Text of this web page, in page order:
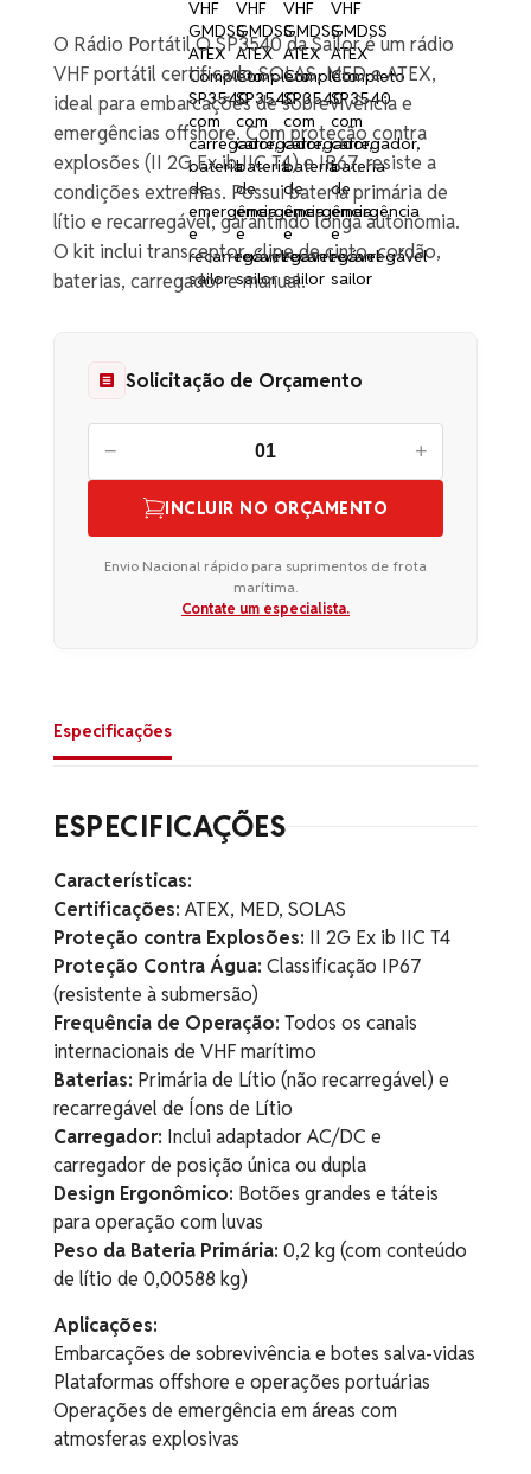
O Rádio Portátil O SP3540 da Sailor é um rádio
VHF portátil certificado SOLAS, MED e ATEX,
ideal para embarcações de sobrevivência e
emergências offshore. Com proteção contra
explosões (II 2G Ex ib IIC T4) e IP67, resiste a
condições extremas. Possui bateria primária de
lítio e recarregável, garantindo longa autonomia.
O kit inclui transceptor, clipe de cinto, cordão,
baterias, carregador e manual.
Solicitação de Orçamento
− +
INCLUIR NO ORÇAMENTO
Envio Nacional rápido para suprimentos de frota
marítima.
Contate um especialista.
Especificações
ESPECIFICAÇÕES
Características:
Certificações: ATEX, MED, SOLAS
Proteção contra Explosões: II 2G Ex ib IIC T4
Proteção Contra Água: Classificação IP67
(resistente à submersão)
Frequência de Operação: Todos os canais
internacionais de VHF marítimo
Baterias: Primária de Lítio (não recarregável) e
recarregável de Íons de Lítio
Carregador: Inclui adaptador AC/DC e
carregador de posição única ou dupla
Design Ergonômico: Botões grandes e táteis
para operação com luvas
Peso da Bateria Primária: 0,2 kg (com conteúdo
de lítio de 0,00588 kg)
Aplicações:
Embarcações de sobrevivência e botes salva-vidas
Plataformas offshore e operações portuárias
Operações de emergência em áreas com
atmosferas explosivas